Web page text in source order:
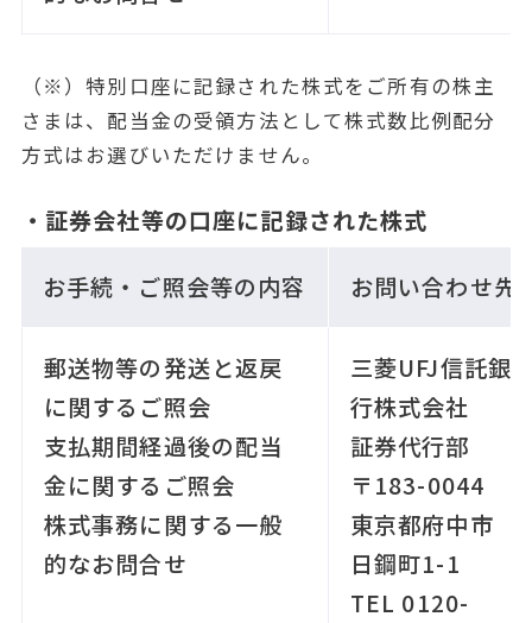
（※）特別口座に記録された株式をご所有の株主
さまは、配当金の受領方法として株式数比例配分
方式はお選びいただけません。
・証券会社等の口座に記録された株式
お手続・ご照会等の内容
お問い合わせ先
郵送物等の発送と返戻
に関するご照会
支払期間経過後の配当
金に関するご照会
株式事務に関する一般
的なお問合せ
三菱UFJ信託銀
行株式会社
証券代行部
〒183-0044
東京都府中市
日鋼町1-1
TEL 0120-